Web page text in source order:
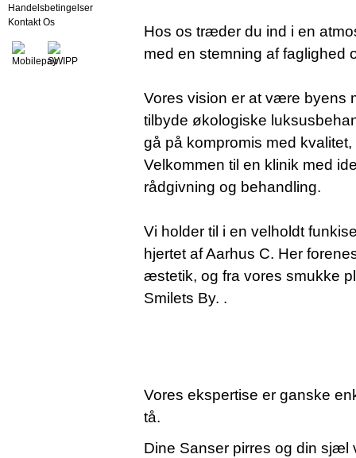
Hos os træder du ind i en
med en stemning af faglighed
Vores vision er at være byens
tilbyde økologiske
gå på kompromis med
Velkommen til en klinik med
rådgivning og behandling.
Vi holder til i en velholdt
hjertet af Aarhus C. Her
æstetik, og fra vores smukke
Smilets By. .
Vores ekspertise er ganske
tå.
Dine Sanser pirres og din sjæl
Handelsbetingelser
Kontakt Os